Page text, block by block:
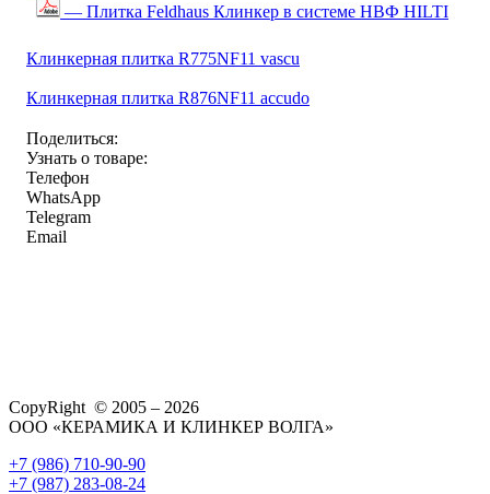
— Плитка Feldhaus Клинкер в системе НВФ HILTI
Клинкерная плитка R775NF11 vascu
Клинкерная плитка R876NF11 accudo
Поделиться:
Узнать о товаре:
Телефон
WhatsApp
Telegram
Email
CopyRight © 2005 – 2026
ООО «КЕРАМИКА И КЛИНКЕР ВОЛГА»
+7 (986) 710-90-90
+7 (987) 283-08-24